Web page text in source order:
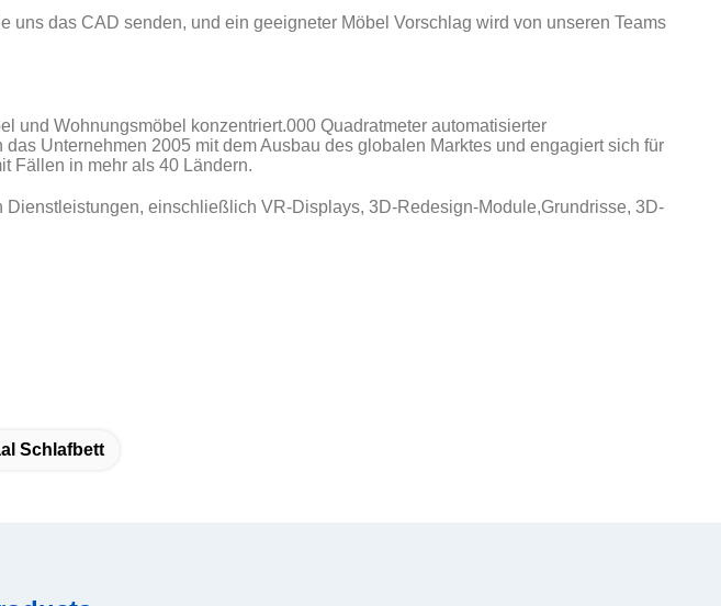
uns das CAD senden, und ein geeigneter Möbel Vorschlag wird von unseren Teams
und Wohnungsmöbel konzentriert.000 Quadratmeter automatisierter
Unternehmen 2005 mit dem Ausbau des globalen Marktes und engagiert sich für
Fällen in mehr als 40 Ländern.
einschließlich VR-Displays, 3D-Redesign-Module,Grundrisse, 3D-
Schlafbett